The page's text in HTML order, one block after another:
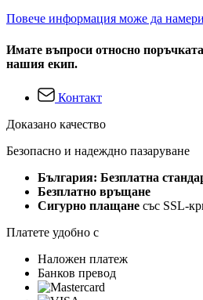
Повече информация може да
Имате въпроси относно
нашия екип.
Контакт
Доказано качество
Безопасно и надеждно пазаруване
България: Безплатна
Безплатно връщане
Сигурно плащане със SSL-
Платете удобно с
Наложен платеж
Банков превод